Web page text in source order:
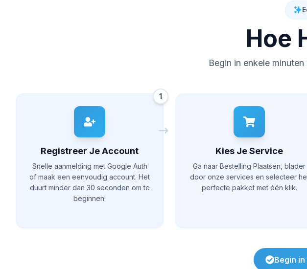
Hoe
Begin in enkele
1
Registreer Je Account
Snelle aanmelding met Google Auth
of maak een eenvoudig account. Het
duurt minder dan 30 seconden om te
beginnen!
Kies Je Service
Ga naar Bestelling Plaatsen, blader
door onze services en selecteer
perfecte pakket met één klik.
Begin